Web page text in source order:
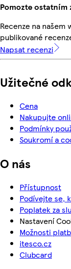
Pomozte ostatním
Recenze na našem
publikované
Napsat recenzi
Užitečné
Cena
Nakupujte
Podmínky
Soukromí a
O nás
Přístupnost
Podívejte se,
Poplatek za
Nastavení
Možnosti
itesco.cz
Clubcard